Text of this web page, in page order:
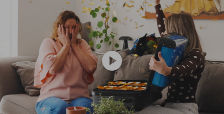
play_circle